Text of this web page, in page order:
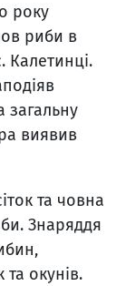
року
риби в
Калетинці.
виявив
та човна
Знаряддя
та окунів.